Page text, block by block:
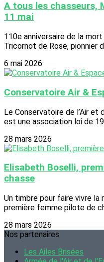
A tous les chasseurs,
11 mai
110e anniversaire de la
Tricornot de Rose, pionnier
6 mai 2026
Conservatoire Air &
Le Conservatoire de l’Air et
est une association loi de
28 mars 2026
Elisabeth Boselli,
chasse
Un timbre pour faire vivre la
première femme pilote de
28 mars 2026
Nos partenaires
Les Ailes Brisées